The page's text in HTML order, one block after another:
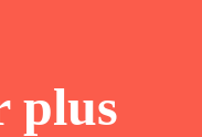
plus